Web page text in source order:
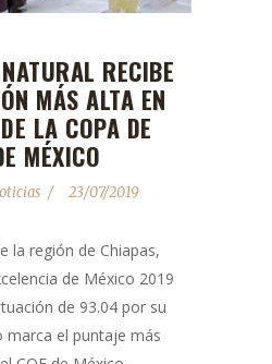
RECIBE
MÁS ALTA EN
LA COPA DE
MÉXICO
23/07/2019
la región de Chiapas,
de México 2019
de 93.04 por su
marca el puntaje más